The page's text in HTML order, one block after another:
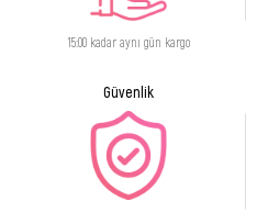
15:00 kadar aynı gün kargo
Güvenlik